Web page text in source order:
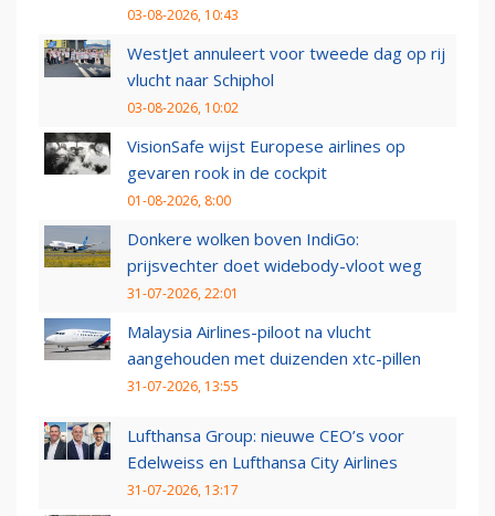
03-08-2026, 10:43
WestJet annuleert voor tweede dag op rij
vlucht naar Schiphol
03-08-2026, 10:02
VisionSafe wijst Europese airlines op
gevaren rook in de cockpit
01-08-2026, 8:00
Donkere wolken boven IndiGo:
prijsvechter doet widebody-vloot weg
31-07-2026, 22:01
Malaysia Airlines-piloot na vlucht
aangehouden met duizenden xtc-pillen
31-07-2026, 13:55
Lufthansa Group: nieuwe CEO’s voor
Edelweiss en Lufthansa City Airlines
31-07-2026, 13:17